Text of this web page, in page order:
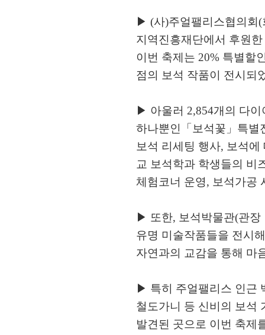
▶ (사)주얼팰리스협의회(
지역진흥재단에서 후원한
이번 축제는 20% 특별할
점의 보석 작품이 전시되
▶ 아울러 2,854개의 다
하나뿐인「보석꽃」특별
보석 리세팅 행사, 보석
교 보석학과 학생들의 비
체험코너 운영, 보석가공
▶ 또한, 보석박물관(관장
유명 미술작품들을 전시
자연과의 교감을 통해 마
▶ 특히 주얼팰리스 인근
철도가니 등 신비의 보석
발견된 곳으로 이번 축제